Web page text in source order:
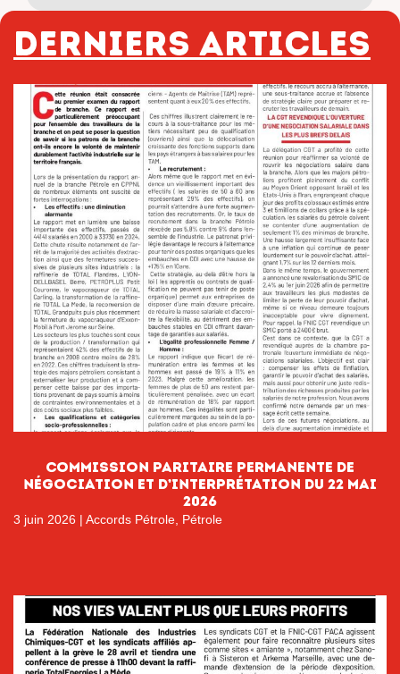
Derniers articles
Commission paritaire permanente de
négociation et d’interprétation du 22 mai
2026
3 juin 2026 | Accords Pétrole, Pétrole